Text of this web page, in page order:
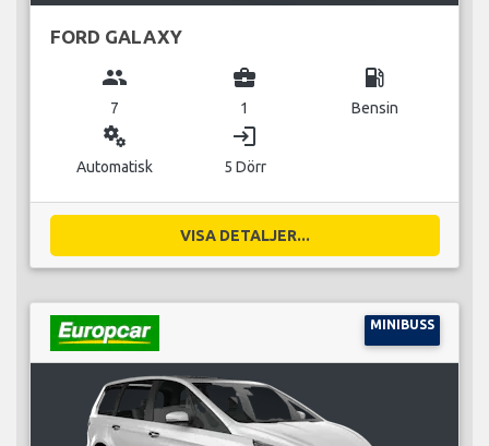
FORD GALAXY
group
7
business_center
1
local_gas_station
Bensin
miscellaneous_services
Automatisk
login
5 Dörr
VISA DETALJER...
MINIBUSS